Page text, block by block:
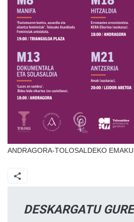
ANDRAGORA-TOLOSALDEKO
DESKARGATU